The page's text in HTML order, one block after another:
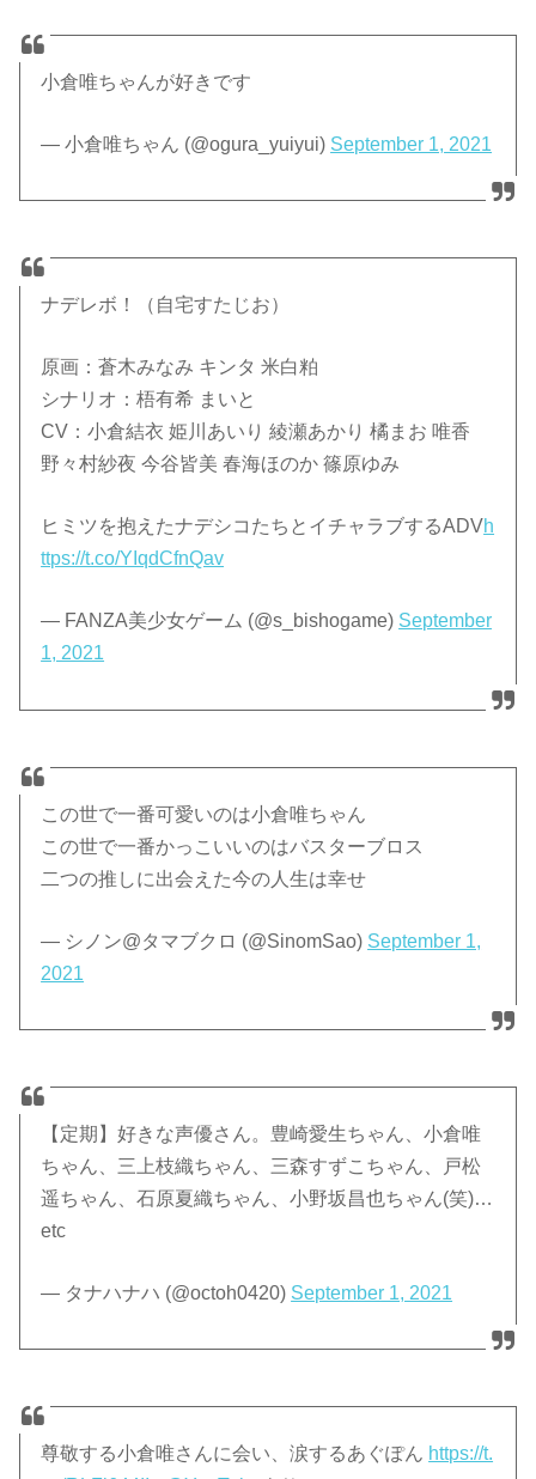
小倉唯ちゃんが好きです
— 小倉唯ちゃん (@ogura_yuiyui) September 1, 2021
ナデレボ！（自宅すたじお）
原画：蒼木みなみ キンタ 米白粕
シナリオ：梧有希 まいと
CV：小倉結衣 姫川あいり 綾瀬あかり 橘まお 唯香
野々村紗夜 今谷皆美 春海ほのか 篠原ゆみ
ヒミツを抱えたナデシコたちとイチャラブするADVh
ttps://t.co/YIqdCfnQav
— FANZA美少女ゲーム (@s_bishogame) September
1, 2021
この世で一番可愛いのは小倉唯ちゃん
この世で一番かっこいいのはバスターブロス
二つの推しに出会えた今の人生は幸せ
— シノン@タマブクロ (@SinomSao) September 1,
2021
【定期】好きな声優さん。豊崎愛生ちゃん、小倉唯
ちゃん、三上枝織ちゃん、三森すずこちゃん、戸松
遥ちゃん、石原夏織ちゃん、小野坂昌也ちゃん(笑)…
etc
— タナハナハ (@octoh0420) September 1, 2021
尊敬する小倉唯さんに会い、涙するあぐぽん https://t.